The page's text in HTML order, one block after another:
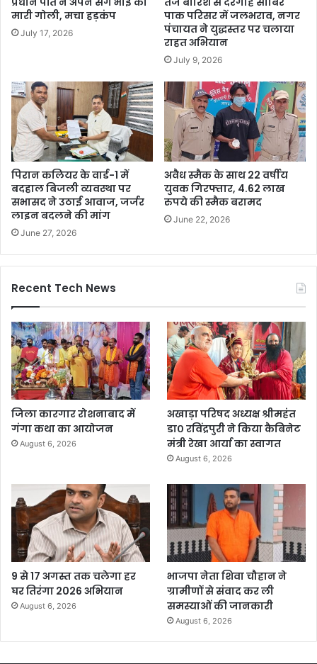
मारी गोली, मचा हड़कंप
July 17, 2026
पाक परिसर में जलभराव, नगर
पंचायत ने युद्धस्तर पर चलाया
राहत अभियान
July 9, 2026
पिरान कलियर के वार्ड-1 में
बदहाल बिजली व्यवस्था पर
सभासद ने उठाई आवाज, जर्जर
लाइन बदलने की मांग
June 27, 2026
अवैध स्मैक के साथ 22 वर्षीय
युवक गिरफ्तार, 4.62 लाख
रुपये की स्मैक बरामद
June 22, 2026
Recent Tech News
जिला कारगार रोशनाबाद में
गंगा कथा का आयोजन
August 6, 2026
अखाड़ा परिषद अध्यक्ष श्रीमहंत
डा० रविंद्रपुरी ने किया कैबिनेट
मंत्री रेखा आर्या का स्वागत
August 6, 2026
9 से 17 अगस्त तक चलेगा हर
घर तिरंगा 2026 अभियान
August 6, 2026
भाजपा नेता शिवा चौहान ने
ग्रामीणों से संवाद कर ली
समस्याओं की जानकारी
August 6, 2026